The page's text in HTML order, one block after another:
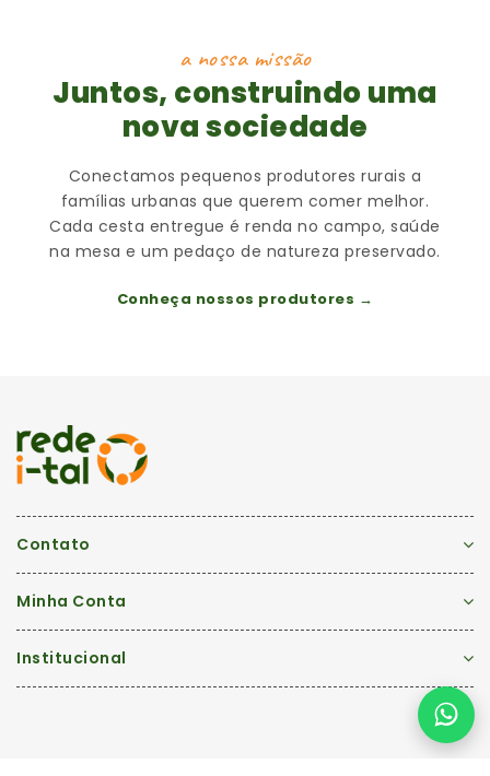
a nossa missão
Juntos, construindo uma
nova sociedade
Conectamos pequenos produtores rurais a
famílias urbanas que querem comer melhor.
Cada cesta entregue é renda no campo, saúde
na mesa e um pedaço de natureza preservado.
Conheça nossos produtores →
Contato
Minha Conta
Institucional